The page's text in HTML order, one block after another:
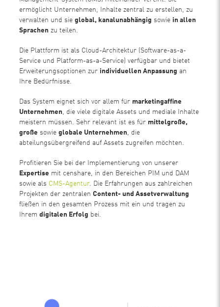
ermöglicht Unternehmen, Inhalte zentral zu erstellen, zu
verwalten und sieglobal, kanalunabhängig sowie in allen
Sprachen zu teilen.
Die Plattform ist als Cloud-Architektur (Software-as-a-
Service und Platform-as-a-Service) verfügbar und bietet
Erweiterungsoptionen zur individuellen Anpassung an
Ihre Bedürfnisse.
Das System eignet sich vor allem für marketingaffine
Unternehmen, die viele digitale Assets und mediale Inhalte
meistern müssen. Sehr relevant ist es für mittelgroße,
große sowieglobale Unternehmen, die
abteilungsübergreifend auf Assets zugreifen möchten.
Profitieren Sie bei der Implementierung von unserer
Expertise mit censhare, in den Bereichen PIM und DAM
sowie als CMS-Agentur. Die Erfahrungen aus zahlreichen
Projekten der zentralenContent- und Assetverwaltung
fließen in den gesamten Prozess mit ein und tragen zu
Ihremdigitalen Erfolg bei.